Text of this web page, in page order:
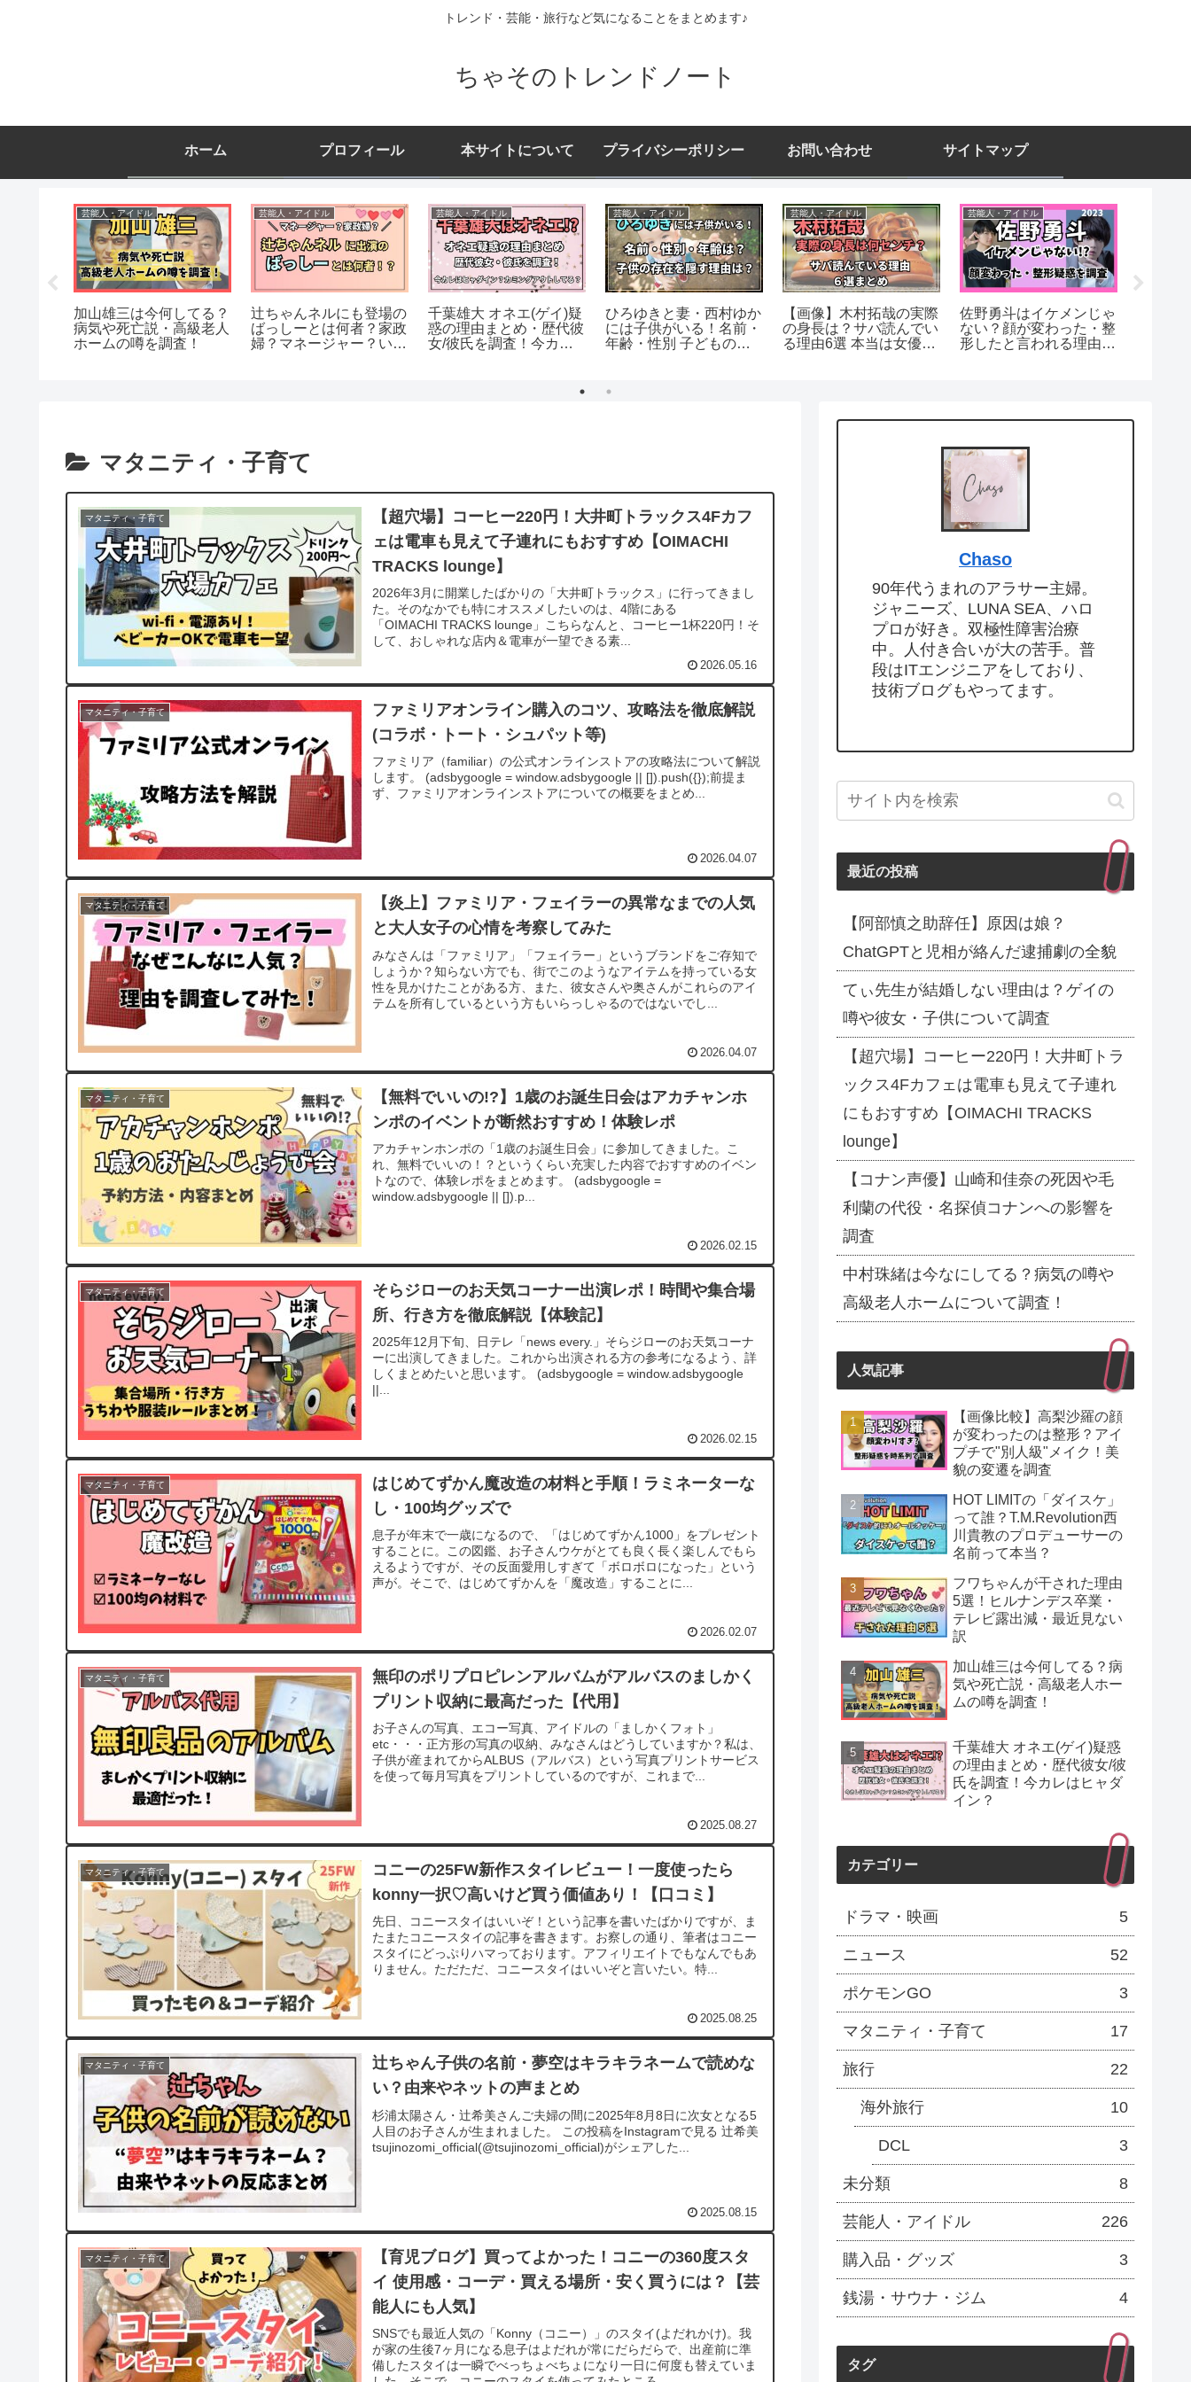
トレンド・芸能・旅行など気になることをまとめます♪
ちゃそのトレンドノート
ホーム プロフィール 本サイトについて プライバシーポリシー お問い合わせ サイトマップ
芸能人・アイドル
加山雄三は今何してる？
病気や死亡説・高級老人
ホームの噂を調査！
芸能人・アイドル
辻ちゃんネルにも登場の
ばっしーとは何者？家政
婦？マネージャー？いつ
芸能人・アイドル
千葉雄大 オネエ(ゲイ)疑
惑の理由まとめ・歴代彼
女/彼氏を調査！今カレ
芸能人・アイドル
ひろゆきと妻・西村ゆか
には子供がいる！名前・
年齢・性別 子どもの存
芸能人・アイドル
【画像】木村拓哉の実際
の身長は？サバ読んでい
る理由6選 本当は女優よ
芸能人・アイドル
佐野勇斗はイケメンじゃ
ない？顔が変わった・整
形したと言われる理由
マタニティ・子育て
マタニティ・子育て
【超穴場】コーヒー220円！大井町トラックス4Fカフ
ェは電車も見えて子連れにもおすすめ【OIMACHI
TRACKS lounge】
2026年3月に開業したばかりの「大井町トラックス」に行ってきまし
た。そのなかでも特にオススメしたいのは、4階にある
「OIMACHI TRACKS lounge」こちらなんと、コーヒー1杯220円！そ
して、おしゃれな店内＆電車が一望できる素...
2026.05.16
マタニティ・子育て
ファミリアオンライン購入のコツ、攻略法を徹底解説
(コラボ・トート・シュパット等)
ファミリア（familiar）の公式オンラインストアの攻略法について解説
します。 (adsbygoogle = window.adsbygoogle || []).push({});前提ま
ず、ファミリアオンラインストアについての概要をまとめ...
2026.04.07
マタニティ・子育て
【炎上】ファミリア・フェイラーの異常なまでの人気
と大人女子の心情を考察してみた
みなさんは「ファミリア」「フェイラー」というブランドをご存知で
しょうか？知らない方でも、街でこのようなアイテムを持っている女
性を見かけたことがある方、また、彼女さんや奥さんがこれらのアイ
テムを所有しているという方もいらっしゃるのではないでし...
2026.04.07
マタニティ・子育て
【無料でいいの!?】1歳のお誕生日会はアカチャンホ
ンポのイベントが断然おすすめ！体験レポ
アカチャンホンポの「1歳のお誕生日会」に参加してきました。こ
れ、無料でいいの！？というくらい充実した内容でおすすめのイベン
トなので、体験レポをまとめます。 (adsbygoogle =
window.adsbygoogle || []).p...
2026.02.15
マタニティ・子育て
そらジローのお天気コーナー出演レポ！時間や集合場
所、行き方を徹底解説【体験記】
2025年12月下旬、日テレ「news every.」そらジローのお天気コーナ
ーに出演してきました。これから出演される方の参考になるよう、詳
しくまとめたいと思います。 (adsbygoogle = window.adsbygoogle
||...
2026.02.15
マタニティ・子育て
はじめてずかん魔改造の材料と手順！ラミネーターな
し・100均グッズで
息子が年末で一歳になるので、「はじめてずかん1000」をプレゼント
することに。この図鑑、お子さんウケがとても良く長く楽しんでもら
えるようですが、その反面愛用しすぎて「ボロボロになった」という
声が。そこで、はじめてずかんを「魔改造」することに...
2026.02.07
マタニティ・子育て
無印のポリプロピレンアルバムがアルバスのましかく
プリント収納に最高だった【代用】
お子さんの写真、エコー写真、アイドルの「ましかくフォト」
etc・・・正方形の写真の収納、みなさんはどうしていますか？私は、
子供が産まれてからALBUS（アルバス）という写真プリントサービス
を使って毎月写真をプリントしているのですが、これまで...
2025.08.27
マタニティ・子育て
コニーの25FW新作スタイレビュー！一度使ったら
konny一択♡高いけど買う価値あり！【口コミ】
先日、コニースタイはいいぞ！という記事を書いたばかりですが、ま
たまたコニースタイの記事を書きます。お察しの通り、筆者はコニー
スタイにどっぷりハマっております。アフィリエイトでもなんでもあ
りません。ただただ、コニースタイはいいぞと言いたい。特...
2025.08.25
マタニティ・子育て
辻ちゃん子供の名前・夢空はキラキラネームで読めな
い？由来やネットの声まとめ
杉浦太陽さん・辻希美さんご夫婦の間に2025年8月8日に次女となる5
人目のお子さんが生まれました。 この投稿をInstagramで見る 辻希美
tsujinozomi_official(@tsujinozomi_official)がシェアした...
2025.08.15
マタニティ・子育て
【育児ブログ】買ってよかった！コニーの360度スタ
イ 使用感・コーデ・買える場所・安く買うには？【芸
能人にも人気】
SNSでも最近人気の「Konny（コニー）」のスタイ(よだれかけ)。我
が家の生後7ヶ月になる息子はよだれが常にだらだらで、出産前に準
備したスタイは一瞬でべっちょべちょになり一日に何度も替えていま
Chaso
90年代うまれのアラサー主婦。
ジャニーズ、LUNA SEA、ハロ
プロが好き。双極性障害治療
中。人付き合いが大の苦手。普
段はITエンジニアをしており、
技術ブログもやってます。
最近の投稿
【阿部慎之助辞任】原因は娘？
ChatGPTと児相が絡んだ逮捕劇の全貌
てぃ先生が結婚しない理由は？ゲイの
噂や彼女・子供について調査
【超穴場】コーヒー220円！大井町トラ
ックス4Fカフェは電車も見えて子連れ
にもおすすめ【OIMACHI TRACKS
lounge】
【コナン声優】山崎和佳奈の死因や毛
利蘭の代役・名探偵コナンへの影響を
調査
中村珠緒は今なにしてる？病気の噂や
高級老人ホームについて調査！
人気記事
【画像比較】高梨沙羅の顔
が変わったのは整形？アイ
プチで"別人級"メイク！美
貌の変遷を調査
HOT LIMITの「ダイスケ」
って誰？T.M.Revolution西
川貴教のプロデューサーの
名前って本当？
フワちゃんが干された理由
5選！ヒルナンデス卒業・
テレビ露出減・最近見ない
訳
加山雄三は今何してる？病
気や死亡説・高級老人ホー
ムの噂を調査！
千葉雄大 オネエ(ゲイ)疑惑
の理由まとめ・歴代彼女/彼
氏を調査！今カレはヒャダ
イン？
カテゴリー
ドラマ・映画 5
ニュース 52
ポケモンGO 3
マタニティ・子育て 17
旅行 22
海外旅行 10
DCL 3
未分類 8
芸能人・アイドル 226
購入品・グッズ 3
銭湯・サウナ・ジム 4
タグ